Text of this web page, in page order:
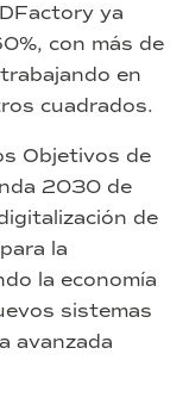
ya
con más de
en
cuadrados.
Objetivos de
2030 de
de
la
la economía
sistemas
avanzada